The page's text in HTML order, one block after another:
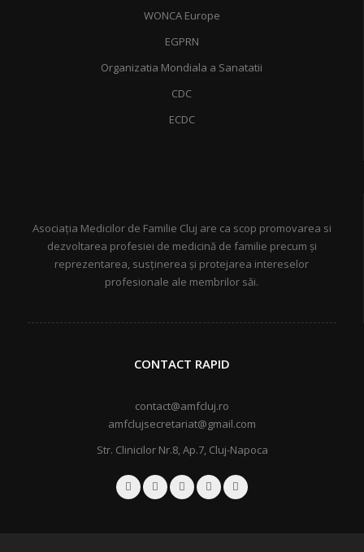
WONCA Europe
EGPRN
Organizatia Mondiala a Sanatatii
CDC
ECDC
Asociația Medicilor de Familie Cluj are ca scop promovarea si
dezvoltarea profesiei de medicină de familie precum și
reprezentarea, susținerea și protejarea intereselor
profesionale ale membrilor săi.
CONTACT RAPID
contact@amfcluj.ro
amfclujsecretariat@gmail.com
Str. Clinicilor Nr.8, Ap.7, Cluj-Napoca